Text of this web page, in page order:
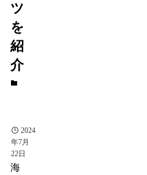
ツ
を
紹
介
2024
年7月
22日
海